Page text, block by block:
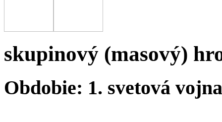
skupinový (masový)
Obdobie: 1. svetová vojna